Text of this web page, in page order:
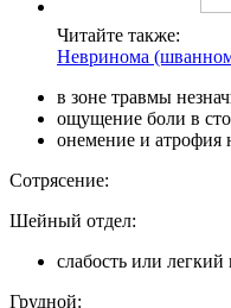
Читайте также:
Невринома
в зоне травмы
ощущение боли в
онемение и атрофия
Сотрясение:
Шейный отдел:
слабость или легкий
Грудной: